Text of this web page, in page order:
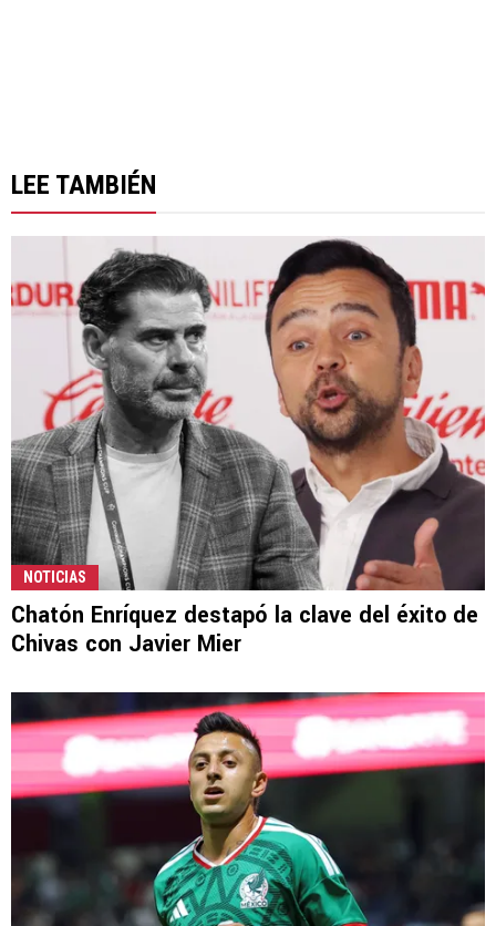
LEE TAMBIÉN
NOTICIAS
Chatón Enríquez destapó la clave del éxito de
Chivas con Javier Mier